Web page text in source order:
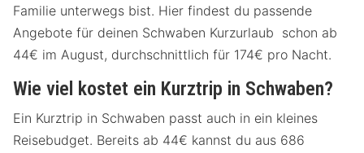
Familie unterwegs bist. Hier findest du passende
Angebote für deinen Schwaben Kurzurlaub schon ab
44€ im August, durchschnittlich für 174€ pro Nacht.
Wie viel kostet ein Kurztrip in Schwaben?
Ein Kurztrip in Schwaben passt auch in ein kleines
Reisebudget. Bereits ab 44€ kannst du aus 686